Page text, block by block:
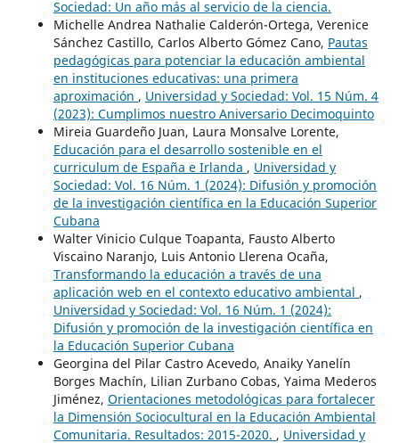
Sociedad: Un año más al servicio de la ciencia.
Michelle Andrea Nathalie Calderón-Ortega, Verenice
Sánchez Castillo, Carlos Alberto Gómez Cano, Pautas
pedagógicas para potenciar la educación ambiental
en instituciones educativas: una primera
aproximación , Universidad y Sociedad: Vol. 15 Núm. 4
(2023): Cumplimos nuestro Aniversario Decimoquinto
Mireia Guardeño Juan, Laura Monsalve Lorente,
Educación para el desarrollo sostenible en el
curriculum de España e Irlanda , Universidad y
Sociedad: Vol. 16 Núm. 1 (2024): Difusión y promoción
de la investigación científica en la Educación Superior
Cubana
Walter Vinicio Culque Toapanta, Fausto Alberto
Viscaino Naranjo, Luis Antonio Llerena Ocaña,
Transformando la educación a través de una
aplicación web en el contexto educativo ambiental ,
Universidad y Sociedad: Vol. 16 Núm. 1 (2024):
Difusión y promoción de la investigación científica en
la Educación Superior Cubana
Georgina del Pilar Castro Acevedo, Anaiky Yanelín
Borges Machín, Lilian Zurbano Cobas, Yaima Mederos
Jiménez, Orientaciones metodológicas para fortalecer
la Dimensión Sociocultural en la Educación Ambiental
Comunitaria. Resultados: 2015-2020. , Universidad y